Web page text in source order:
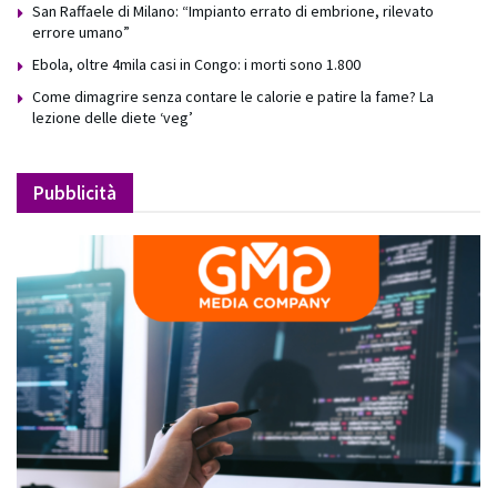
San Raffaele di Milano: “Impianto errato di embrione, rilevato
errore umano”
Ebola, oltre 4mila casi in Congo: i morti sono 1.800
Come dimagrire senza contare le calorie e patire la fame? La
lezione delle diete ‘veg’
Pubblicità